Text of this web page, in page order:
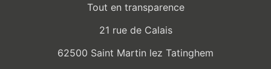
Tout en transparence
21 rue de Calais
62500 Saint Martin lez Tatinghem